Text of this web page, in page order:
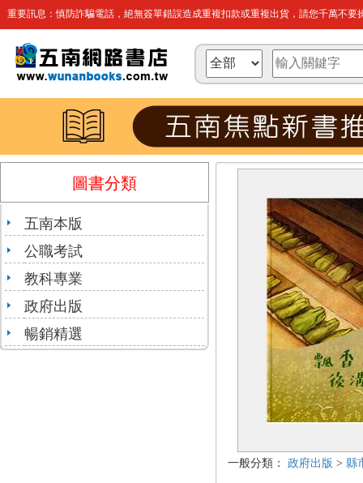
重要訊息：慎防詐騙電話，絕無簽單錯誤造成重複扣款或重複出貨，請您千萬不要
圖書分類
五南本版
公職考試
教科專業
政府出版
暢銷精選
一般分類： 政府出版 > 縣